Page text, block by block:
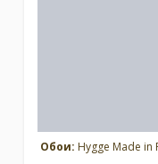
Обои: Hygge Made in